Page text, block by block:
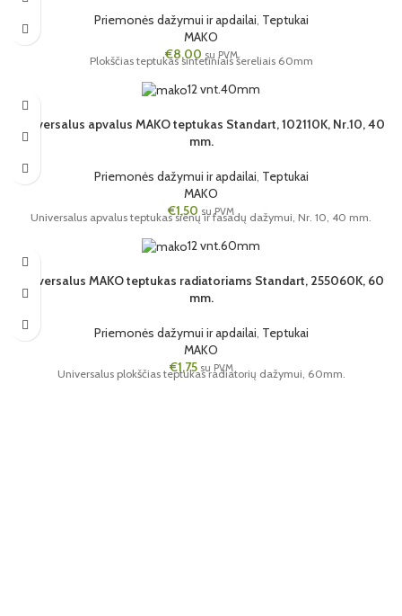
Priemonės dažymui ir apdailai, Teptukai
MAKO
€8,00 su PVM
Plokščias teptukas sintetiniais šereliais 60mm
12 vnt.40mm
Universalus apvalus MAKO teptukas Standart, 102110K, Nr.10, 40
mm.
Priemonės dažymui ir apdailai, Teptukai
MAKO
€1,50 su PVM
Universalus apvalus teptukas sienų ir fasadų dažymui, Nr. 10, 40 mm.
12 vnt.60mm
Universalus MAKO teptukas radiatoriams Standart, 255060K, 60
mm.
Priemonės dažymui ir apdailai, Teptukai
MAKO
€1,75 su PVM
Universalus plokščias teptukas radiatorių dažymui, 60mm.